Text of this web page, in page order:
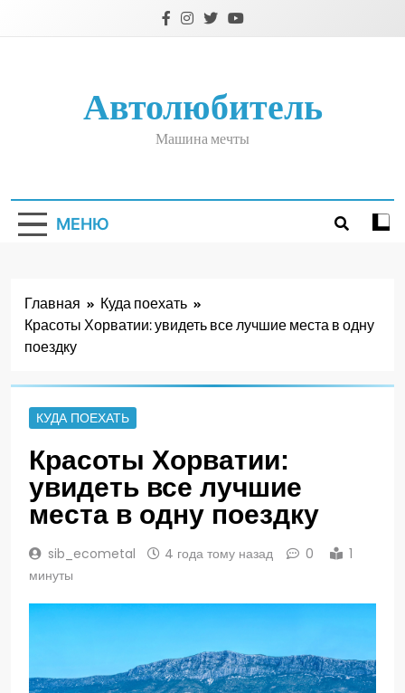
Автолюбитель
Машина мечты
МЕНЮ
Главная
Куда поехать
Красоты Хорватии: увидеть все лучшие места в одну
поездку
КУДА ПОЕХАТЬ
Красоты Хорватии:
увидеть все лучшие
места в одну поездку
sib_ecometal 4 года тому назад 0
1
минуты